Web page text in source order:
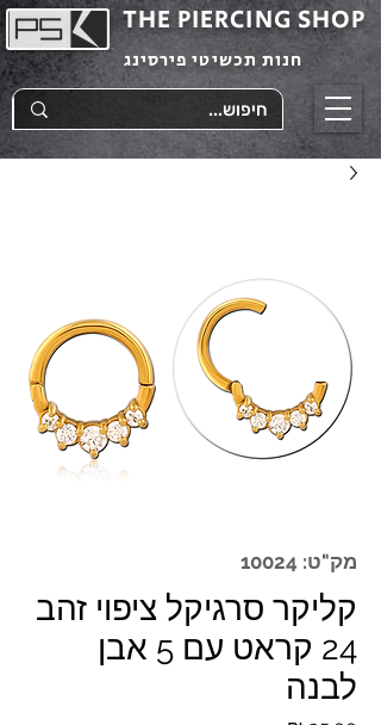
THE PIERCING SHOP
חנות תכשיטי פירסינג
מק"ט: 10024
קליקר סרגיקל ציפוי זהב
24 קראט עם 5 אבן
לבנה